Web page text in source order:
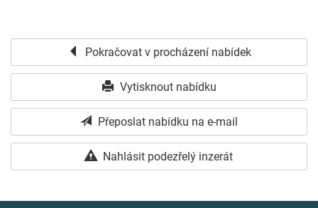
Pokračovat v procházení nabídek
Vytisknout nabídku
Přeposlat nabídku na e-mail
Nahlásit podezřelý inzerát